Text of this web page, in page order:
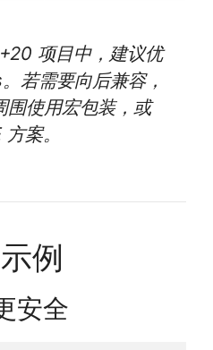
项目中，建议优
若需要向后兼容，
使用宏包装，或
案。
例
安全